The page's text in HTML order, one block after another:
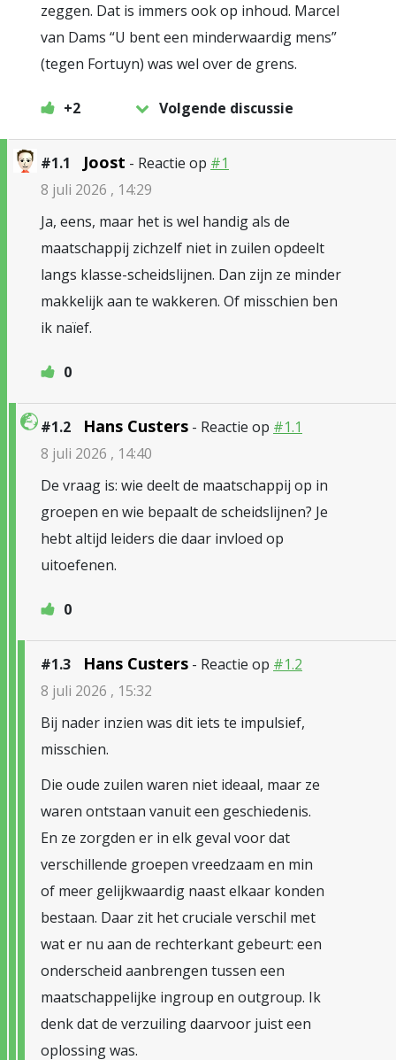
zeggen. Dat is immers ook op inhoud. Marcel
van Dams “U bent een minderwaardig mens”
(tegen Fortuyn) was wel over de grens.
+2 Volgende discussie
#1.1 Joost - Reactie op #1
8 juli 2026 , 14:29
Ja, eens, maar het is wel handig als de
maatschappij zichzelf niet in zuilen opdeelt
langs klasse-scheidslijnen. Dan zijn ze minder
makkelijk aan te wakkeren. Of misschien ben
ik naïef.
0
#1.2 Hans Custers - Reactie op #1.1
8 juli 2026 , 14:40
De vraag is: wie deelt de maatschappij op in
groepen en wie bepaalt de scheidslijnen? Je
hebt altijd leiders die daar invloed op
uitoefenen.
0
#1.3 Hans Custers - Reactie op #1.2
8 juli 2026 , 15:32
Bij nader inzien was dit iets te impulsief,
misschien.
Die oude zuilen waren niet ideaal, maar ze
waren ontstaan vanuit een geschiedenis.
En ze zorgden er in elk geval voor dat
verschillende groepen vreedzaam en min
of meer gelijkwaardig naast elkaar konden
bestaan. Daar zit het cruciale verschil met
wat er nu aan de rechterkant gebeurt: een
onderscheid aanbrengen tussen een
maatschappelijke ingroup en outgroup. Ik
denk dat de verzuiling daarvoor juist een
oplossing was.